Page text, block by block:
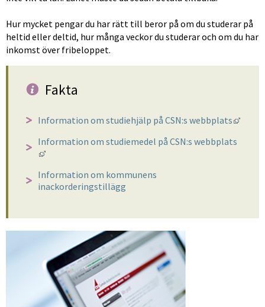
Hur mycket pengar du har rätt till beror på om du studerar på
heltid eller deltid, hur många veckor du studerar och om du har
inkomst över fribeloppet.
Fakta
Information om studiehjälp på CSN:s webbplats
Länk
Information om studiemedel på CSN:s webbplats
Länk till annan webbplats, öppnas i nytt fönster.
Information om kommunens
inackorderingstillägg